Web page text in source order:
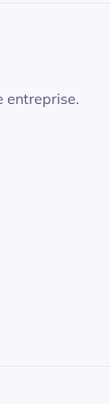
entreprise.